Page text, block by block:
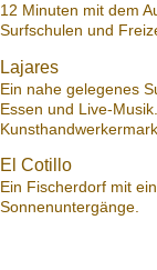
12 Minuten mit dem
Surfschulen und
Lajares
Ein nahe gelegenes
Essen und Live-
El Cotillo
Ein Fischerdorf mit
Sonnenuntergänge.